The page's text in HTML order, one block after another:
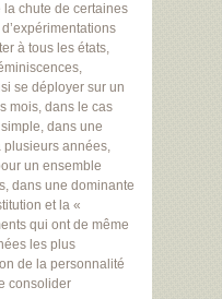
chute de certaines
à tous les états,
se déployer sur un
mois, dans le cas
dans une
plusieurs années,
un ensemble
dans une dominante
et la «
qui ont de même
les plus
de la personnalité
consolider